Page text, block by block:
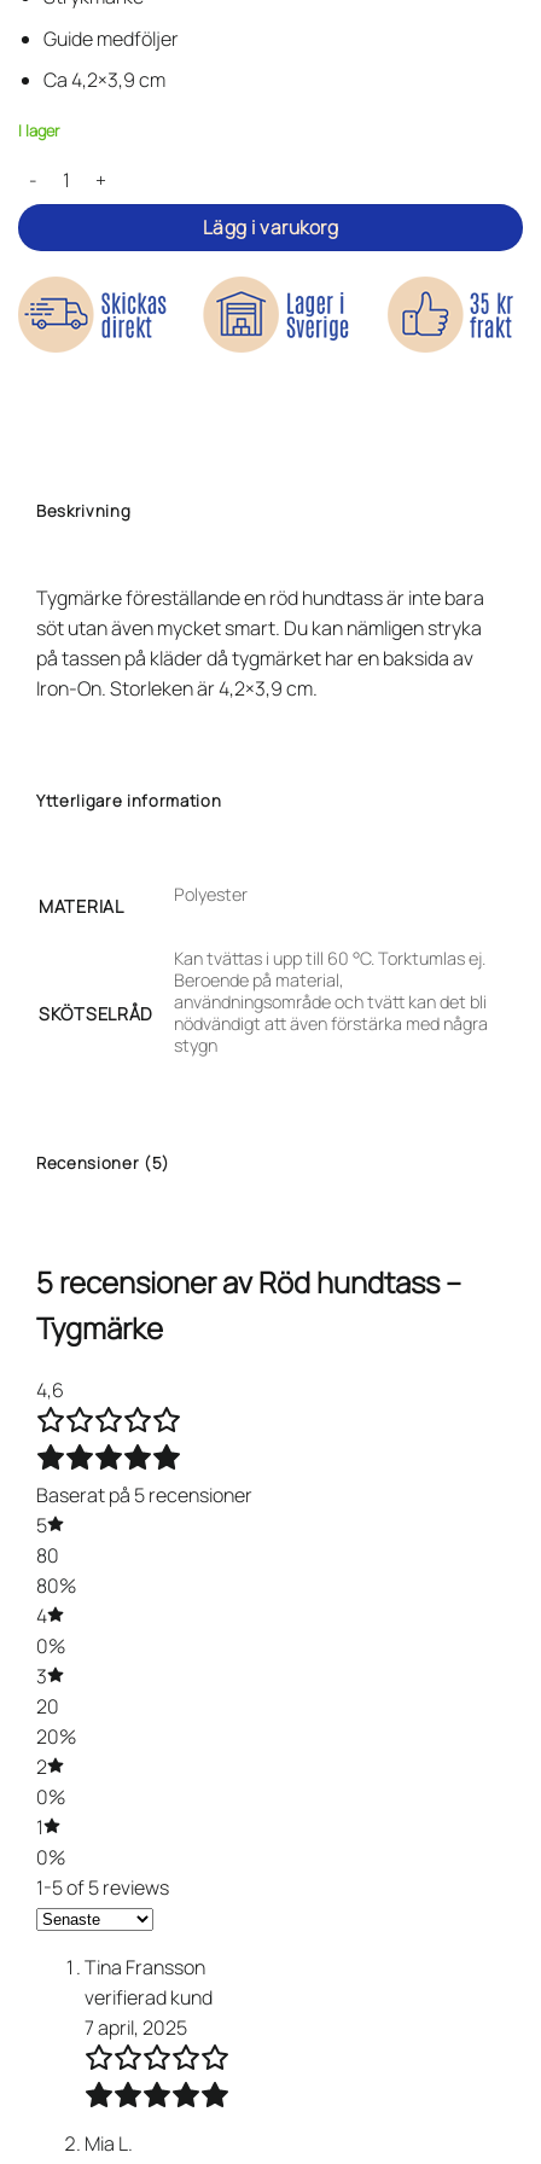
Guide medföljer
Ca 4,2×3,9 cm
I lager
Röd hundtass - Tygmärke mängd
Lägg i varukorg
Beskrivning
Tygmärke föreställande en röd hundtass är inte bara
söt utan även mycket smart. Du kan nämligen stryka
på tassen på kläder då tygmärket har en baksida av
Iron-On. Storleken är 4,2×3,9 cm.
Ytterligare information
MATERIAL
Polyester
SKÖTSELRÅD
Kan tvättas i upp till 60 °C. Torktumlas ej.
Beroende på material,
användningsområde och tvätt kan det bli
nödvändigt att även förstärka med några
stygn
Recensioner (5)
5 recensioner avRöd hundtass –
Tygmärke
4,6
Baserat på 5 recensioner
5
80
80%
4
0%
3
20
20%
2
0%
1
0%
1-5 of 5 reviews
Tina Fransson
verifierad kund
7 april, 2025
Mia L.